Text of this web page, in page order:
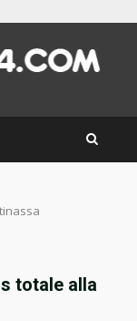
totale alla